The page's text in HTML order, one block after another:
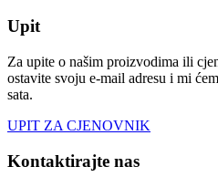
Upit
Za upite o našim proizvodima ili
ostavite svoju e-mail adresu i mi
sata.
UPIT ZA CJENOVNIK
Kontaktirajte nas